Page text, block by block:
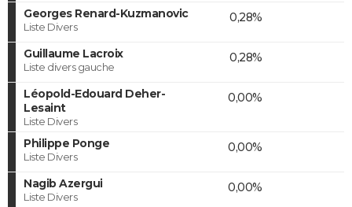
Georges Renard-Kuzmanovic
Liste Divers
0,28%
Guillaume Lacroix
Liste divers gauche
0,28%
Léopold-Edouard Deher-
Lesaint
Liste Divers
0,00%
Philippe Ponge
Liste Divers
0,00%
Nagib Azergui
Liste Divers
0,00%